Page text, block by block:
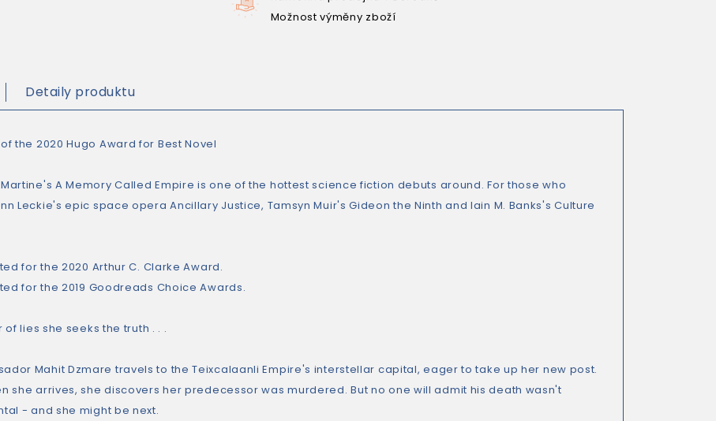
Možnost výměny zboží
Detaily produktu
the 2020 Hugo Award for Best Novel
A Memory Called Empire is one of the hottest science fiction debuts around. For those who
Leckie's epic space opera Ancillary Justice, Tamsyn Muir's Gideon the Ninth and Iain M. Banks's Culture
for the 2020 Arthur C. Clarke Award.
for the 2019 Goodreads Choice Awards.
of lies she seeks the truth . . .
Mahit Dzmare travels to the Teixcalaanli Empire's interstellar capital, eager to take up her new post.
she arrives, she discovers her predecessor was murdered. But no one will admit his death wasn't
- and she might be next.